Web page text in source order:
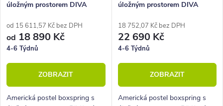
úložným prostorem DIVA
od 15 611,57 Kč bez DPH
od 18 890 Kč
4-6 Týdnů
ZOBRAZIT
Americká postel boxspring s
úložným prostorem DIVA
18 752,07 Kč bez DPH
22 690 Kč
4-6 Týdnů
ZOBRAZIT
Americká postel boxspring s